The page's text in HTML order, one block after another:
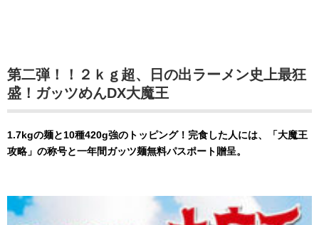
第二弾！！２ｋｇ超、日の出ラーメン史上最狂
盛！ガッツめんDX大魔王
1.7kgの麺と10種420g強のトッピング！完食した人には、「大魔王
攻略」の称号と一年間ガッツ麺無料パスポート贈呈。